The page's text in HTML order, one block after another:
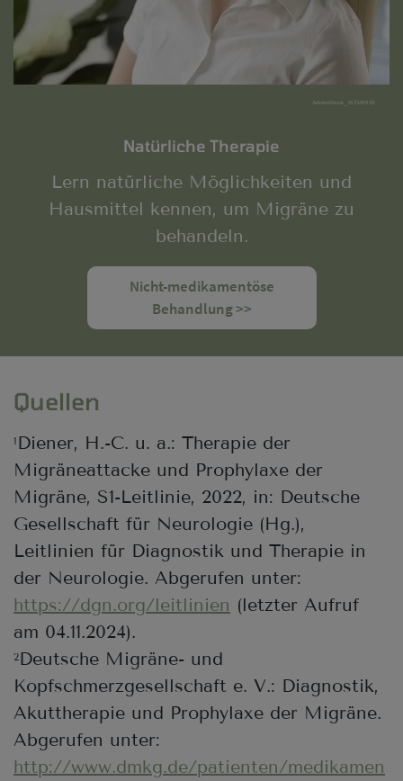
AdobeStock_167549959
Natürliche Therapie
Lern natürliche Möglichkeiten und
Hausmittel kennen, um Migräne zu
behandeln.
Nicht-medikamentöse
Behandlung >>
Quellen
1 Diener, H.-C. u. a.: Therapie der
Migräneattacke und Prophylaxe der
Migräne, S1-Leitlinie, 2022, in: Deutsche
Gesellschaft für Neurologie (Hg.),
Leitlinien für Diagnostik und Therapie in
der Neurologie. Abgerufen unter:
https://dgn.org/leitlinien (letzter Aufruf
am 04.11.2024).
2Deutsche Migräne- und
Kopfschmerzgesellschaft e. V.: Diagnostik,
Akuttherapie und Prophylaxe der Migräne.
Abgerufen unter:
http://www.dmkg.de/patienten/medikamen